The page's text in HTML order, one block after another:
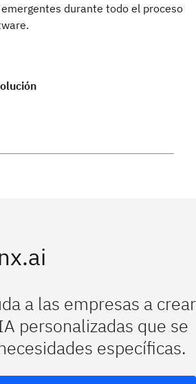
durante todo el proceso
a las empresas a crear
personalizadas que se
específicas.